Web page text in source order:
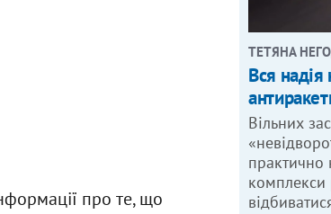
про те, що
ТЕТЯНА
Вся надія
Вільних
практично
комплекси